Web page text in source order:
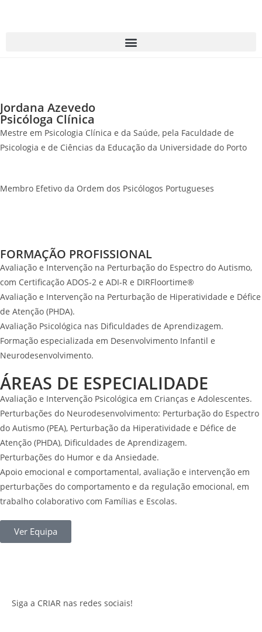
Jordana Azevedo
Psicóloga Clínica
Mestre em Psicologia Clínica e da Saúde, pela Faculdade de
Psicologia e de Ciências da Educação da Universidade do Porto
Membro Efetivo da Ordem dos Psicólogos Portugueses
FORMAÇÃO PROFISSIONAL
Avaliação e Intervenção na Perturbação do Espectro do Autismo,
com Certificação ADOS-2 e ADI-R e DIRFloortime®️
Avaliação e Intervenção na Perturbação de Hiperatividade e Défice
de Atenção (PHDA).
Avaliação Psicológica nas Dificuldades de Aprendizagem.
Formação especializada em Desenvolvimento Infantil e
Neurodesenvolvimento.
ÁREAS DE ESPECIALIDADE
Avaliação e Intervenção Psicológica em Crianças e Adolescentes.
Perturbações do Neurodesenvolvimento: Perturbação do Espectro
do Autismo (PEA), Perturbação da Hiperatividade e Défice de
Atenção (PHDA), Dificuldades de Aprendizagem.
Perturbações do Humor e da Ansiedade.
Apoio emocional e comportamental, avaliação e intervenção em
perturbações do comportamento e da regulação emocional, em
trabalho colaborativo com Famílias e Escolas.
Ver Equipa
Siga a CRIAR nas redes sociais!